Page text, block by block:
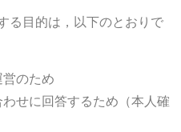
る目的は，以下のとおりで
のため
せに回答するため（本人確